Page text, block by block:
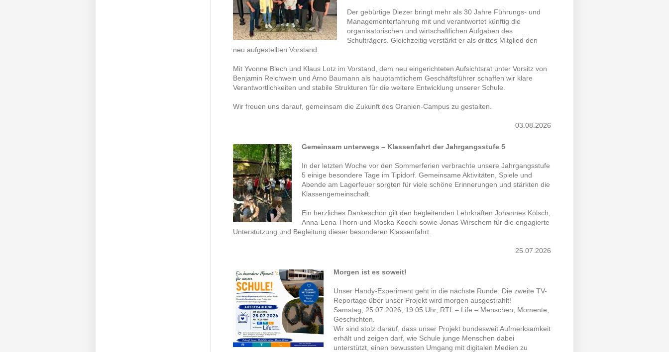
Der gebürtige Diezer bringt mehr als 30 Jahre Führungs- und
Managementerfahrung mit und verantwortet künftig die
organisatorischen und wirtschaftlichen Aufgaben des
Schulträgers. Gleichzeitig verstärkt er als drittes Mitglied den
neu aufgestellten Vorstand.
Mit Yvonne Blech und Klaus Lotz im Vorstand, dem neu eingerichteten Aufsichtsrat unter Vorsitz von
Benjamin Reichwein und Arno Baumann als hauptamtlichem Geschäftsführer schaffen wir klare
Verantwortlichkeiten und stabile Strukturen für die weitere Entwicklung unserer Schule.
Wir freuen uns darauf, gemeinsam die Zukunft des Oranien-Campus zu gestalten.
03.08.2026
Gemeinsam unterwegs – Klassenfahrt der Jahrgangsstufe 5
In der letzten Woche vor den Sommerferien verbrachte unsere Jahrgangsstufe
5 einige besondere Tage im Tipidorf. Gemeinsame Aktivitäten, Spiele und
Abende am Lagerfeuer sorgten für viele schöne Erinnerungen und stärkten die
Klassengemeinschaft.
Ein herzliches Dankeschön gilt den begleitenden Lehrkräften Johannes Kölsch,
Anna-Lena Thorn und Moska Koochi sowie Jonas Wirschem für die engagierte
Unterstützung und Begleitung dieser besonderen Klassenfahrt.
25.07.2026
Morgen ist es soweit!
Unser Handy-Experiment geht in die nächste Runde: Die zweite TV-
Reportage über unser Projekt wird morgen ausgestrahlt!
Samstag, 25.07.2026, 19.05 Uhr, RTL – Life – Menschen, Momente,
Geschichten.
Wir sind stolz darauf, dass unser Projekt bundesweit Aufmerksamkeit
erhält und zeigen darf, wie Schule junge Menschen dabei
unterstützt, einen bewussten Umgang mit digitalen Medien zu